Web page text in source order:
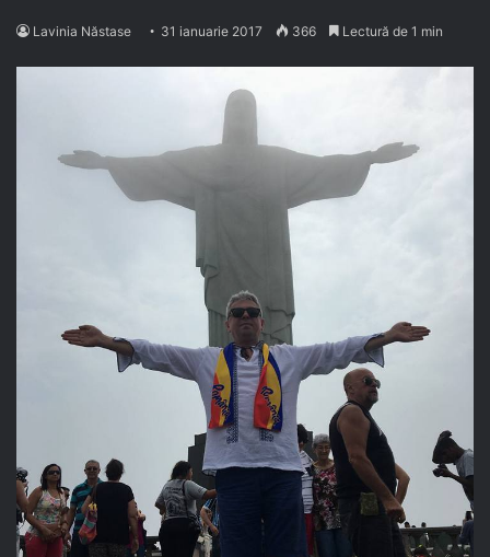
Lavinia Năstase 31 ianuarie 2017 366 Lectură de 1 min